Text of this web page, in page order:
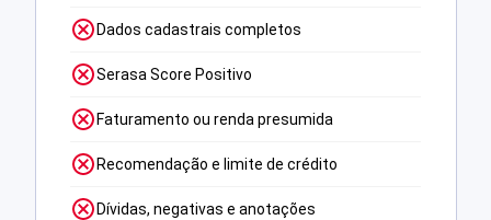
Dados cadastrais completos
Serasa Score Positivo
Faturamento ou renda presumida
Recomendação e limite de crédito
Dívidas, negativas e anotações